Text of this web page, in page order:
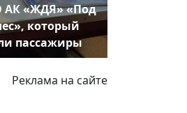
АК «ЖДЯ» «Под
который
пассажиры
Реклама на сайте